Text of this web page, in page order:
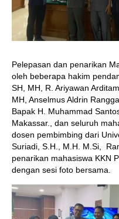
Pelepasan dan penarikan
oleh beberapa hakim
SH, MH, R. Ariyawan
MH, Anselmus Aldrin
Bapak H. Muhammad
Makassar., dan seluruh
dosen pembimbing dari
Suriadi, S.H., M.H. M.Si,
penarikan mahasiswa KKN
dengan sesi foto bersama.